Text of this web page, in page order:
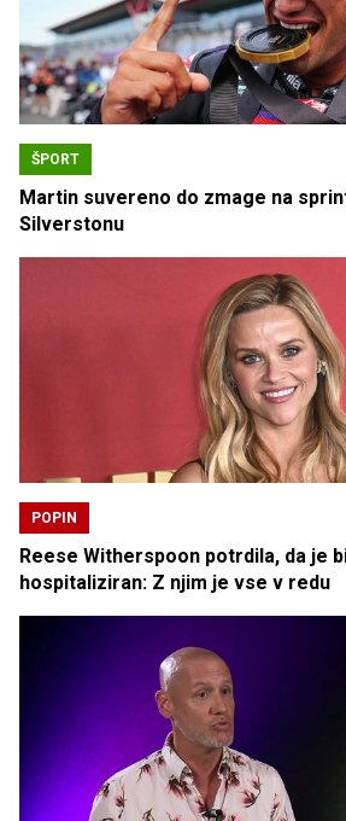
ŠPORT
Martin suvereno do zmage na
Silverstonu
POPIN
Reese Witherspoon potrdila, da je
hospitaliziran: Z njim je vse v redu